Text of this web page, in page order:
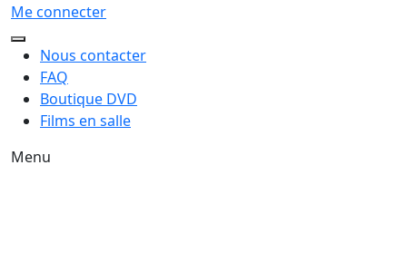
Me connecter
Nous contacter
FAQ
Boutique DVD
Films en salle
Menu